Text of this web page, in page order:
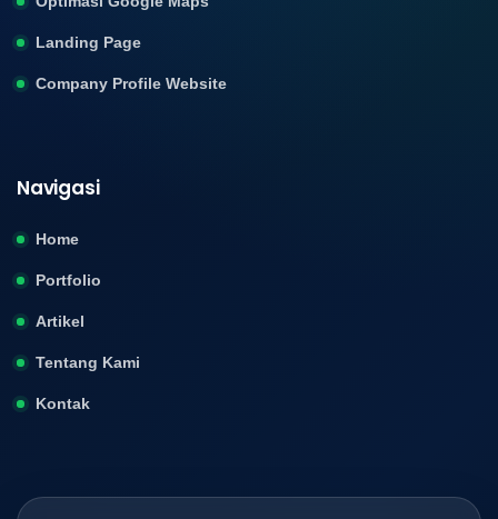
Landing Page
Company Profile Website
Navigasi
Home
Portfolio
Artikel
Tentang Kami
Kontak